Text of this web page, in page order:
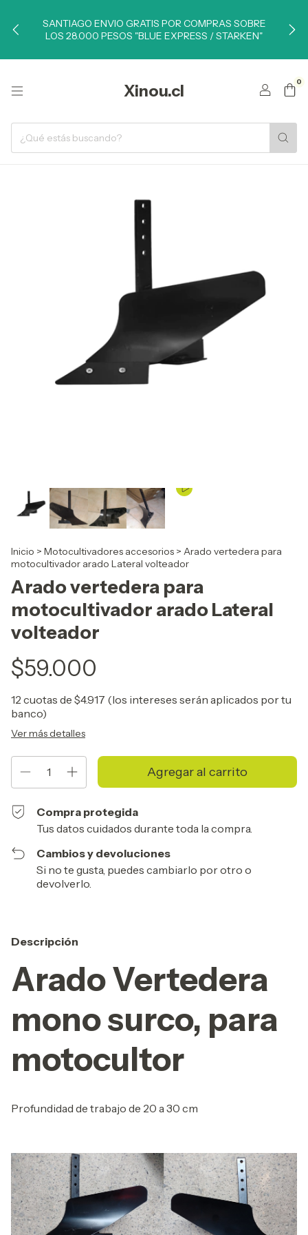
SANTIAGO ENVIO GRATIS POR COMPRAS SOBRE
LOS 28.000 PESOS "BLUE EXPRESS / STARKEN"
Xinou.cl 0
Inicio > Motocultivadores accesorios > Arado vertedera para
motocultivador arado Lateral volteador
Arado vertedera para
motocultivador arado Lateral
volteador
$59.000
12 cuotas de $4.917 (los intereses serán aplicados por tu
banco)
Ver más detalles
Compra protegida
Tus datos cuidados durante toda la compra.
Cambios y devoluciones
Si no te gusta, puedes cambiarlo por otro o
devolverlo.
Descripción
Arado Vertedera
mono surco, para
motocultor
Profundidad de trabajo de 20 a 30 cm